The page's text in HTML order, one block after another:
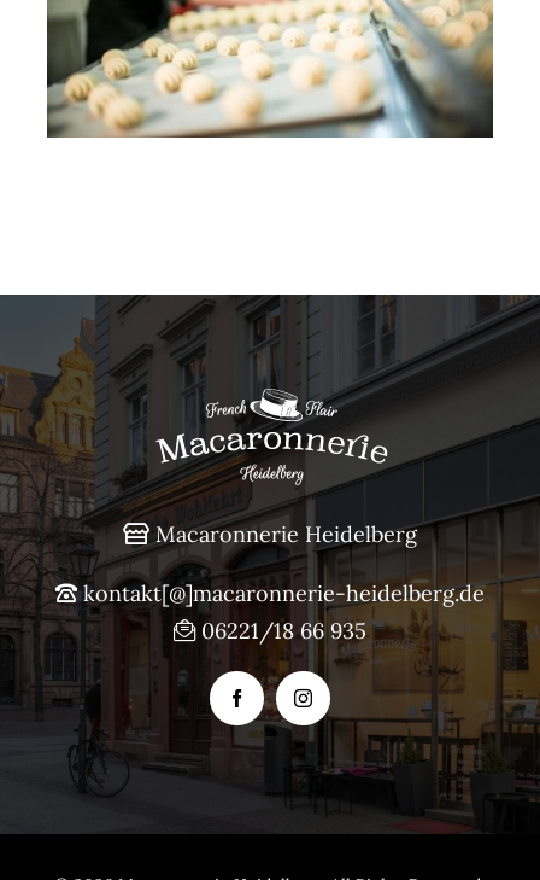
Macaronnerie Heidelberg
kontakt[@]macaronnerie-heidelberg.de
06221/18 66 935